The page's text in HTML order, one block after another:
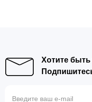
Хотите быть